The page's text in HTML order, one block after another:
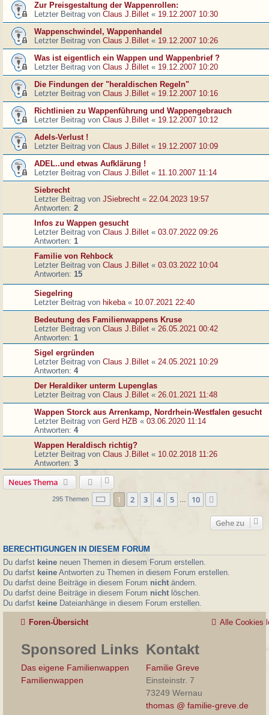
Zur Preisgestaltung der Wappenrollen:
Letzter Beitrag von Claus J.Billet « 19.12.2007 10:30
Wappenschwindel, Wappenhandel
Letzter Beitrag von Claus J.Billet « 19.12.2007 10:26
Was ist eigentlich ein Wappen und Wappenbrief ?
Letzter Beitrag von Claus J.Billet « 19.12.2007 10:20
Die Findungen der "heraldischen Regeln"
Letzter Beitrag von Claus J.Billet « 19.12.2007 10:16
Richtlinien zu Wappenführung und Wappengebrauch
Letzter Beitrag von Claus J.Billet « 19.12.2007 10:12
Adels-Verlust !
Letzter Beitrag von Claus J.Billet « 19.12.2007 10:09
ADEL..und etwas Aufklärung !
Letzter Beitrag von Claus J.Billet « 11.10.2007 11:14
Siebrecht
Letzter Beitrag von JSiebrecht « 22.04.2023 19:57
Antworten: 2
Infos zu Wappen gesucht
Letzter Beitrag von Claus J.Billet « 03.07.2022 09:26
Antworten: 1
Familie von Rehbock
Letzter Beitrag von Claus J.Billet « 03.03.2022 10:04
Antworten: 15
Siegelring
Letzter Beitrag von hikeba « 10.07.2021 22:40
Bedeutung des Familienwappens Kruse
Letzter Beitrag von Claus J.Billet « 26.05.2021 00:42
Antworten: 1
Sigel ergründen
Letzter Beitrag von Claus J.Billet « 24.05.2021 10:29
Antworten: 4
Der Heraldiker unterm Lupenglas
Letzter Beitrag von Claus J.Billet « 26.01.2021 11:48
Wappen Storck aus Arrenkamp, Nordrhein-Westfalen gesucht
Letzter Beitrag von Gerd HZB « 03.06.2020 11:14
Antworten: 4
Wappen Heraldisch richtig?
Letzter Beitrag von Claus J.Billet « 10.02.2018 11:26
Antworten: 3
Neues Thema
295 Themen Seite 1von 10
1 2 3 4 5 10
Gehe zu
BERECHTIGUNGEN IN DIESEM FORUM
Du darfst keine neuen Themen in diesem Forum erstellen.
Du darfst keine Antworten zu Themen in diesem Forum erstellen.
Du darfst deine Beiträge in diesem Forum nicht ändern.
Du darfst deine Beiträge in diesem Forum nicht löschen.
Du darfst keine Dateianhänge in diesem Forum erstellen.
Foren-Übersicht Alle Cookies
Sponsored Links
Das eigene Familienwappen
Familienwappen
Kontakt
Familie Greve
Einsteinstr. 7
73249 Wernau
thomas @ familie-greve.de